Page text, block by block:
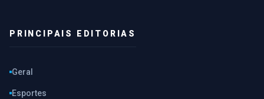
PRINCIPAIS EDITORIAS
Geral
Esportes